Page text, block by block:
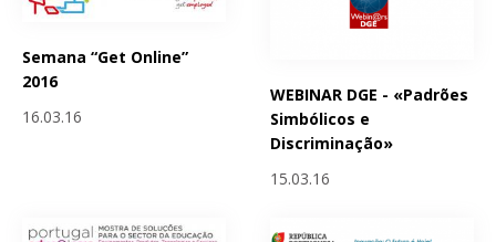
Semana “Get Online”
2016
16.03.16
WEBINAR DGE - «Padrões
Simbólicos e
Discriminação»
15.03.16